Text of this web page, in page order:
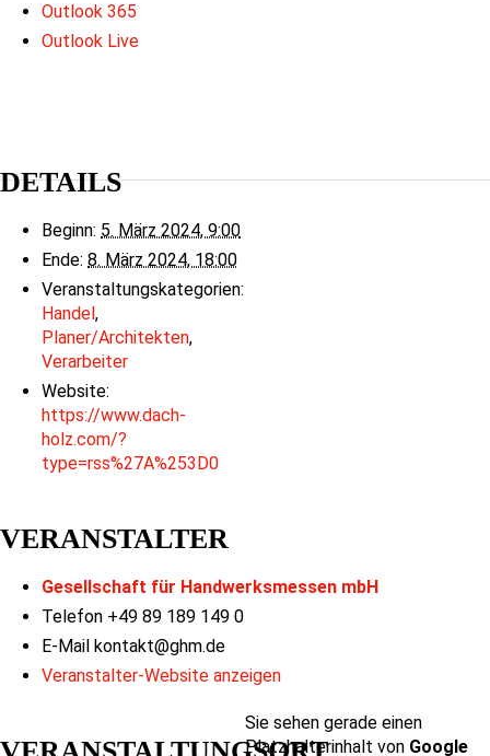
Outlook 365
Outlook Live
DETAILS
Beginn: 5. März 2024, 9:00
Ende: 8. März 2024, 18:00
Veranstaltungskategorien:
Handel ,
Planer/Architekten,
Verarbeiter
Website:
https://www.dach-
holz.com/?
type=rss%27A%253D0
VERANSTALTER
Gesellschaft für Handwerksmessen mbH
Telefon +49 89 189 149 0
E-Mail kontakt@ghm.de
Veranstalter-Website anzeigen
Sie sehen gerade einen
Platzhalterinhalt von Google